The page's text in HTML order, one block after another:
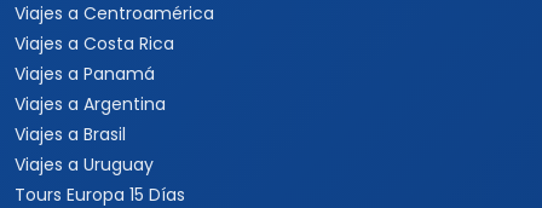
Viajes a Centroamérica
Viajes a Costa Rica
Viajes a Panamá
Viajes a Argentina
Viajes a Brasil
Viajes a Uruguay
Tours Europa 15 Días